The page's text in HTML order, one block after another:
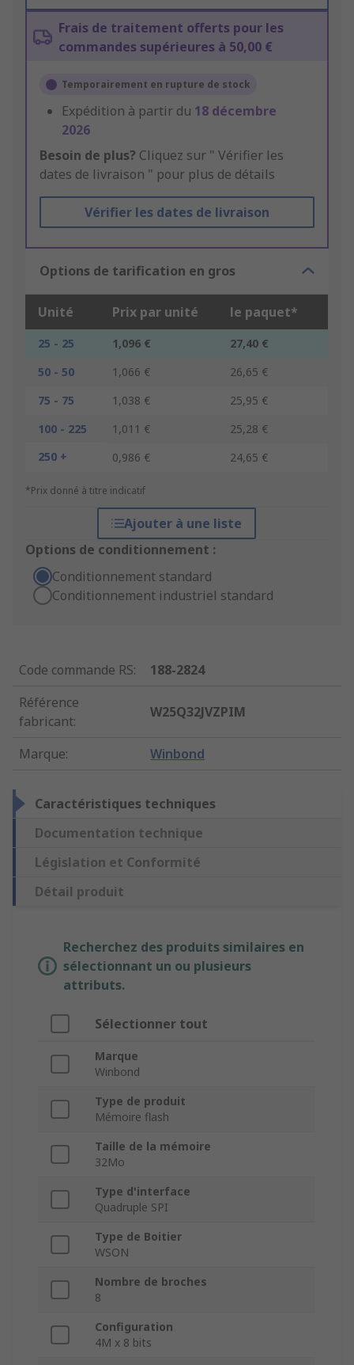
Frais de traitement offerts pour les
commandes supérieures à 50,00 €
Temporairement en rupture de stock
Expédition à partir du 18 décembre
2026
Besoin de plus? Cliquez sur " Vérifier les
dates de livraison " pour plus de détails
Vérifier les dates de livraison
Options de tarification en gros
Unité Prix par unité le paquet*
25 - 25 1,096 €
27,40 €
50 - 50
1,066 €
26,65 €
75 - 75
1,038 €
25,95 €
100 - 225
1,011 €
25,28 €
250 +
0,986 € 24,65 €
*Prix donné à titre indicatif
Ajouter à une liste
Options de conditionnement :
Conditionnement standard
Conditionnement industriel standard
Code commande RS:
188-2824
Référence
fabricant:
W25Q32JVZPIM
Marque: Winbond
Caractéristiques techniques
Documentation technique
Législation et Conformité
Détail produit
Recherchez des produits similaires en
sélectionnant un ou plusieurs
attributs.
Sélectionner tout
Marque
Winbond
Type de produit
Mémoire flash
Taille de la mémoire
32Mo
Type d'interface
Quadruple SPI
Type de Boitier
WSON
Nombre de broches
8
Configuration
4M x 8 bits